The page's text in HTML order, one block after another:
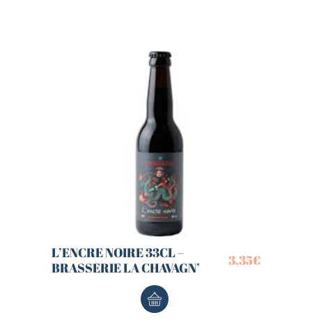
L’ENCRE NOIRE 33CL –
BRASSERIE LA CHAVAGN’
3,35€